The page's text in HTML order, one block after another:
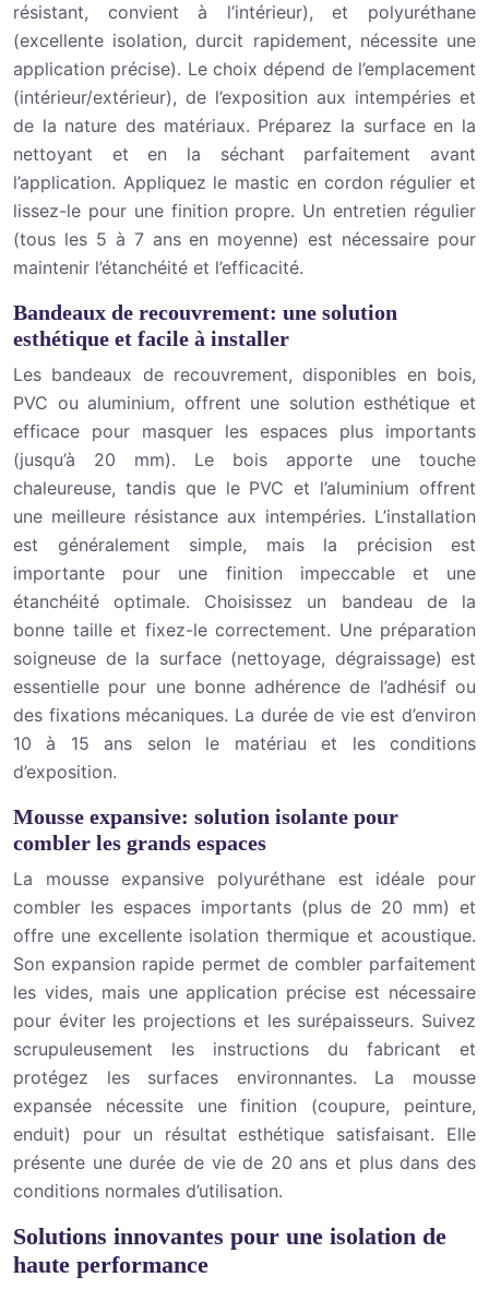
résistant, convient à l’intérieur), et polyuréthane
(excellente isolation, durcit rapidement, nécessite une
application précise). Le choix dépend de l’emplacement
(intérieur/extérieur), de l’exposition aux intempéries et
de la nature des matériaux. Préparez la surface en la
nettoyant et en la séchant parfaitement avant
l’application. Appliquez le mastic en cordon régulier et
lissez-le pour une finition propre. Un entretien régulier
(tous les 5 à 7 ans en moyenne) est nécessaire pour
maintenir l’étanchéité et l’efficacité.
Bandeaux de recouvrement: une solution
esthétique et facile à installer
Les bandeaux de recouvrement, disponibles en bois,
PVC ou aluminium, offrent une solution esthétique et
efficace pour masquer les espaces plus importants
(jusqu’à 20 mm). Le bois apporte une touche
chaleureuse, tandis que le PVC et l’aluminium offrent
une meilleure résistance aux intempéries. L’installation
est généralement simple, mais la précision est
importante pour une finition impeccable et une
étanchéité optimale. Choisissez un bandeau de la
bonne taille et fixez-le correctement. Une préparation
soigneuse de la surface (nettoyage, dégraissage) est
essentielle pour une bonne adhérence de l’adhésif ou
des fixations mécaniques. La durée de vie est d’environ
10 à 15 ans selon le matériau et les conditions
d’exposition.
Mousse expansive: solution isolante pour
combler les grands espaces
La mousse expansive polyuréthane est idéale pour
combler les espaces importants (plus de 20 mm) et
offre une excellente isolation thermique et acoustique.
Son expansion rapide permet de combler parfaitement
les vides, mais une application précise est nécessaire
pour éviter les projections et les surépaisseurs. Suivez
scrupuleusement les instructions du fabricant et
protégez les surfaces environnantes. La mousse
expansée nécessite une finition (coupure, peinture,
enduit) pour un résultat esthétique satisfaisant. Elle
présente une durée de vie de 20 ans et plus dans des
conditions normales d’utilisation.
Solutions innovantes pour une isolation de
haute performance